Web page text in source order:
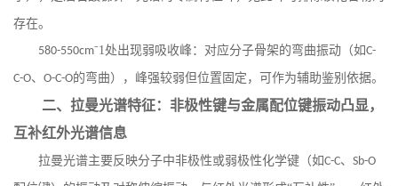
存在。
580-550cm⁻1处出现弱吸收峰：对应分子骨架的弯曲振动（如C-
C-O、 O-C-O的弯曲），峰强较弱但位置固定，可作为辅助鉴别依据。
二、拉曼光谱特征：非极性键与金属配位键振动凸显，
互补红外光谱信息
拉曼光谱主要反映分子中非极性或弱极性化学键（如C-C、 Sb-O